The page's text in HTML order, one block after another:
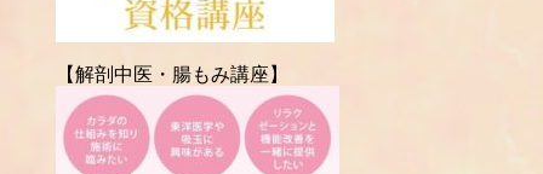
【解剖中医・腸もみ講座】